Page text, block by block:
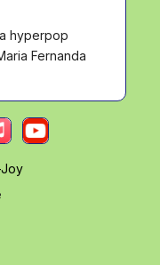
hyperpop
Fernanda